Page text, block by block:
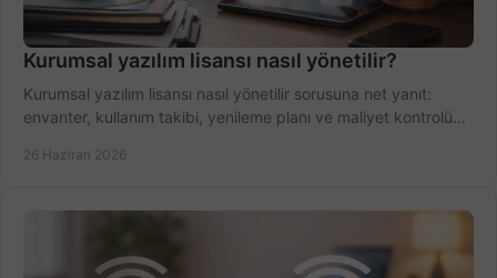
Kurumsal yazılım lisansı nasıl yönetilir?
Kurumsal yazılım lisansı nasıl yönetilir sorusuna net yanıt:
envanter, kullanım takibi, yenileme planı ve maliyet kontrolü
26 Haziran 2026